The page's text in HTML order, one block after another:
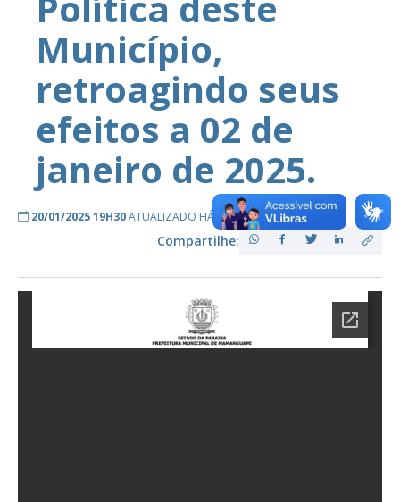
Município,
retroagindo seus
efeitos a 02 de
janeiro de 2025.
20/01/2025 19H30ATUALIZADO HÁ 2 ANOS ATRÁS
Compartilhe: